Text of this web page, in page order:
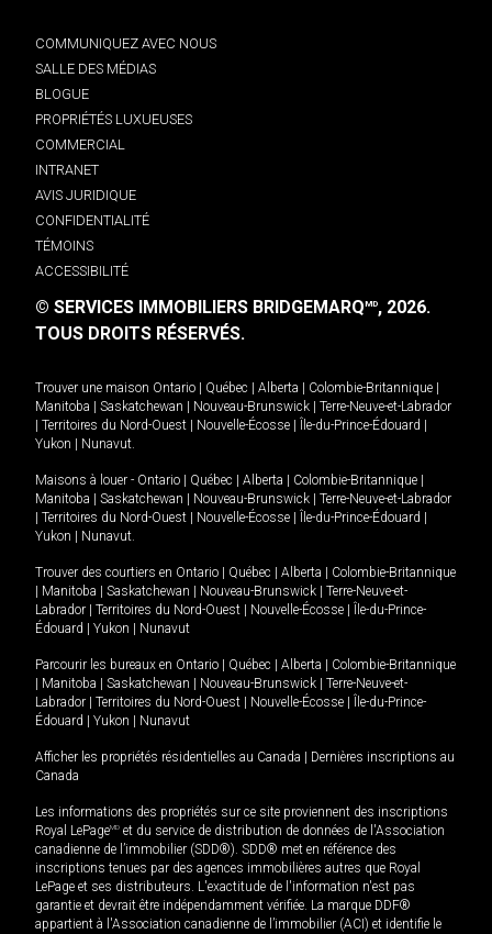
COMMUNIQUEZ AVEC NOUS
SALLE DES MÉDIAS
BLOGUE
PROPRIÉTÉS LUXUEUSES
COMMERCIAL
INTRANET
AVIS JURIDIQUE
CONFIDENTIALITÉ
TÉMOINS
ACCESSIBILITÉ
© SERVICES IMMOBILIERS BRIDGEMARQMD, 2026.
TOUS DROITS RÉSERVÉS.
Trouver une maison Ontario Québec Alberta Colombie-Britannique
Manitoba
Saskatchewan Nouveau-Brunswick
Terre-Neuve-et-Labrador
Territoires du Nord-Ouest Nouvelle-Écosse Île-du-Prince-Édouard
Yukon
Nunavut.
Maisons à louer - Ontario Québec Alberta Colombie-Britannique
Manitoba
Saskatchewan Nouveau-Brunswick
Terre-Neuve-et-Labrador
Territoires du Nord-Ouest Nouvelle-Écosse Île-du-Prince-Édouard
Yukon
Nunavut.
Trouver des courtiers en Ontario Québec Alberta
Colombie-Britannique
Manitoba Saskatchewan Nouveau-Brunswick
Terre-Neuve-et-
Labrador
Territoires du Nord-Ouest Nouvelle-Écosse
Île-du-Prince-
Édouard
Yukon Nunavut
Parcourir les bureaux en Ontario Québec Alberta
Colombie-Britannique
Manitoba Saskatchewan Nouveau-Brunswick
Terre-Neuve-et-
Labrador
Territoires du Nord-Ouest Nouvelle-Écosse
Île-du-Prince-
Édouard
Yukon Nunavut
Afficher les propriétés résidentielles au Canada
Dernières inscriptions au
Canada
Les informations des propriétés sur ce site proviennent des inscriptions
Royal LePageMD et du service de distribution de données de l'Association
canadienne de l’immobilier (SDD®). SDD® met en référence des
inscriptions tenues par des agences immobilières autres que Royal
LePage et ses distributeurs. L'exactitude de l'information n'est pas
garantie et devrait être indépendamment vérifiée. La marque DDF®
appartient à l'Association canadienne de l’immobilier (ACI) et identifie le